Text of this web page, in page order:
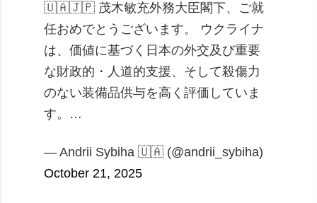
🇺🇦🇯🇵 茂木敏充外務大臣閣下、ご就
任おめでとうございます。
ウクライナ
は、価値に基づく日本の外交及び重要
な財政的・人道的支援、そして殺傷力
のない装備品供与を高く評価していま
す。…
— Andrii Sybiha 🇺🇦 (@andrii_sybiha)
October 21, 2025